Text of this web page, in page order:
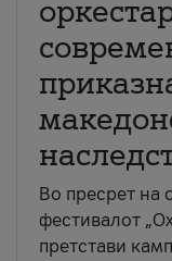
Во пресрет на
фестивалот
претстави